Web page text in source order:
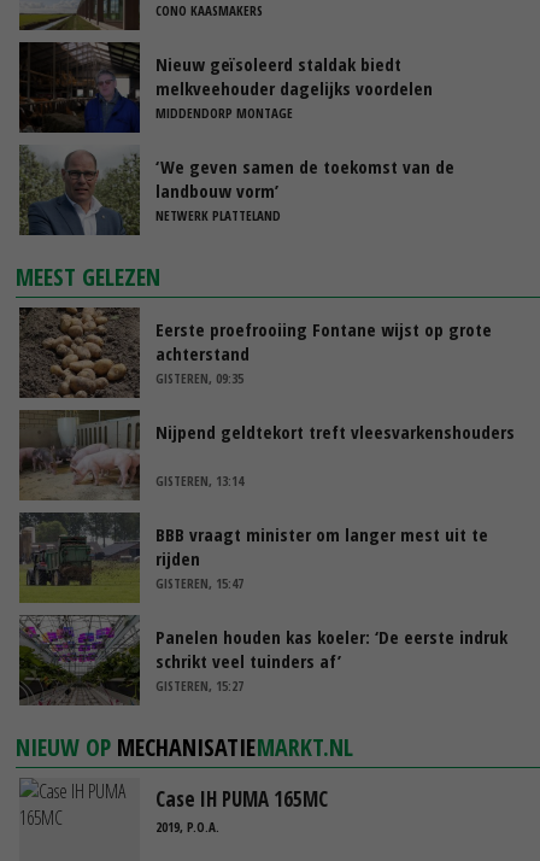
CONO KAASMAKERS
Nieuw geïsoleerd staldak biedt
melkveehouder dagelijks voordelen
MIDDENDORP MONTAGE
‘We geven samen de toekomst van de
landbouw vorm’
NETWERK PLATTELAND
MEEST GELEZEN
Eerste proefrooiing Fontane wijst op grote
achterstand
GISTEREN, 09:35
Nijpend geldtekort treft vleesvarkenshouders
GISTEREN, 13:14
BBB vraagt minister om langer mest uit te
rijden
GISTEREN, 15:47
Panelen houden kas koeler: ‘De eerste indruk
schrikt veel tuinders af’
GISTEREN, 15:27
NIEUW OP MECHANISATIEMARKT.NL
Case IH PUMA 165MC
2019, P.O.A.